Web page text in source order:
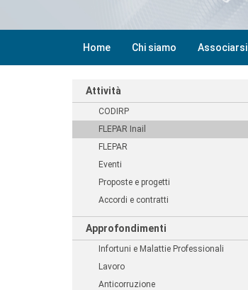
Home Chi siamo Associarsi
Attività
CODIRP
FLEPAR Inail
FLEPAR
Eventi
Proposte e progetti
Accordi e contratti
Approfondimenti
Infortuni e Malattie Professionali
Lavoro
Anticorruzione